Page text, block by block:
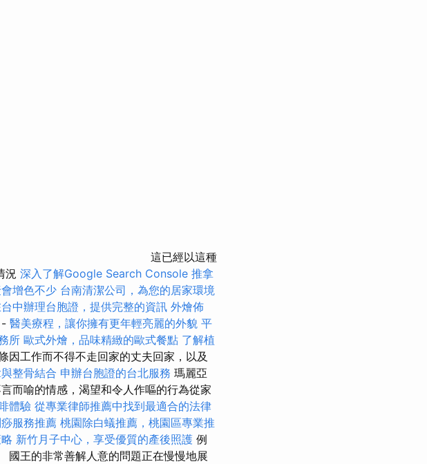
這已經以這種
況 深入了解Google Search Console 推拿
增色不少 台南清潔公司，為您的居家環境
中辦理台胞證，提供完整的資訊 外燴佈
- 醫美療程，讓你擁有更年輕亮麗的外貌 平
所 歐式外燴，品味精緻的歐式餐點 了解植
因工作而不得不走回家的丈夫回家，以及
整骨結合 申辦台胞證的台北服務 瑪麗亞
而喻的情感，渴望和令人作嘔的行為從家
體驗 從專業律師推薦中找到最適合的法律
服務推薦 桃園除白蟻推薦，桃園區專業推
新竹月子中心，享受優質的產後照護 例
國王的非常善解人意的問題正在慢慢地展